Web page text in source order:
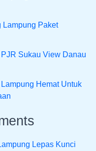
Lampung Paket
Sukau View Danau
Hemat Untuk
Lepas Kunci